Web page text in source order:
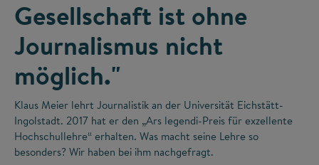
Gesellschaft ist ohne
Journalismus nicht
möglich."
Klaus Meier lehrt Journalistik an der Universität Eichstätt-
Ingolstadt. 2017 hat er den „Ars legendi-Preis für exzellente
Hochschullehre“ erhalten. Was macht seine Lehre so
besonders? Wir haben bei ihm nachgefragt.